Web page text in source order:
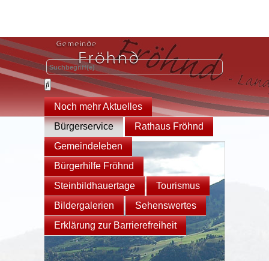
Noch mehr Aktuelles
Bürgerservice
Rathaus Fröhnd
Gemeindeleben
Bürgerhilfe Fröhnd
Steinbildhauertage
Tourismus
Bildergalerien
Sehenswertes
Erklärung zur Barrierefreiheit